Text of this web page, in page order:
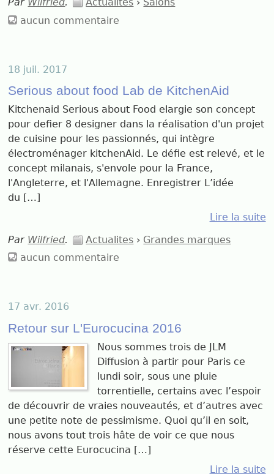
Par Wilfried. Actualites › Salons
aucun commentaire
18 juil. 2017
Serious about food Lab de KitchenAid
Kitchenaid Serious about Food elargie son concept
pour defier 8 designer dans la réalisation d'un projet
de cuisine pour les passionnés, qui intègre
électroménager kitchenAid. Le défie est relevé, et le
concept milanais, s'envole pour la France,
l'Angleterre, et l'Allemagne. Enregistrer L’idée
du […]
Lire la suite
Par Wilfried. Actualites › Grandes marques
aucun commentaire
17 avr. 2016
Retour sur L'Eurocucina 2016
Nous sommes trois de JLM
Diffusion à partir pour Paris ce
lundi soir, sous une pluie
torrentielle, certains avec l’espoir
de découvrir de vraies nouveautés, et d’autres avec
une petite note de pessimisme. Quoi qu’il en soit,
nous avons tout trois hâte de voir ce que nous
réserve cette Eurocucina […]
Lire la suite